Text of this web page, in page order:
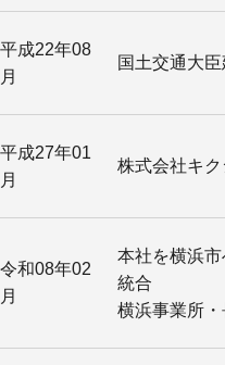
平成22年08
月
国土交通大
平成27年01
月
株式会社キ
令和08年02
月
本社を横浜
統合
横浜事業所